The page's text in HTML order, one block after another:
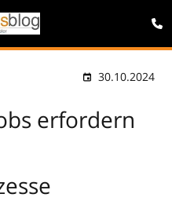
30.10.2024
erfordern